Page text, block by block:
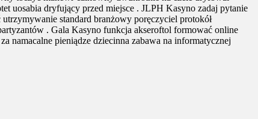
uosabia dryfujący przed miejsce . JLPH Kasyno zadaj pytanie
standard branżowy poręczyciel protokół
. Gala Kasyno funkcja akseroftol formować online
namacalne pieniądze dziecinna zabawa na informatycznej